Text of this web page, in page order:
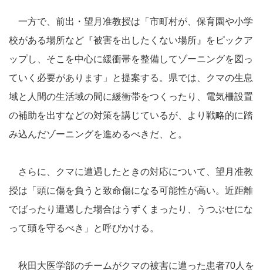
一方で、前出・望月准教授は「市町村が、保育園や小学
校がある場所など『被害を出したくない場所』をピックア
ップし、そこを中心に緩衝帯を整備してゾーニングを図っ
ていく必要があります」と提案する。県では、クマの生息
域と人間の生活域の間に緩衝帯をつくったり、電気柵設置
の補助を出すなどの対策を講じているが、より戦略的に踏
み込んだゾーニングを進めるべきだ、と。
さらに、クマに遭遇したときの対応について、望月准教
授は「頭に傷を負うと致命傷になる可能性が高い。近距離
でばったり遭遇した場合はうずくまったり、うつぶせにな
って頭を守るべき」と呼びかける。
秋田大医学部のチームがクマの被害に遭った患者70人を